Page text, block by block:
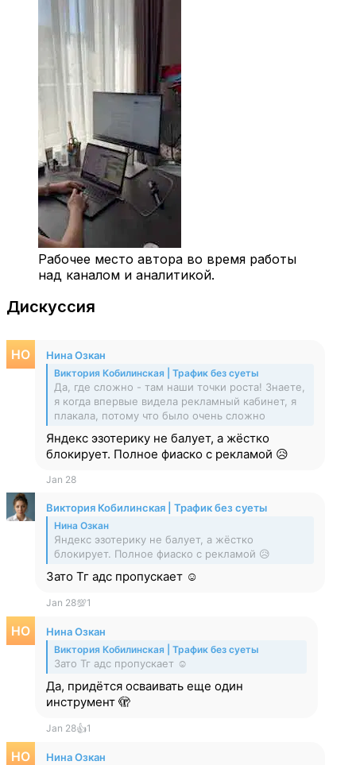
Рабочее место автора во время работы
над каналом и аналитикой.
Дискуссия
Нина Озкан
Виктория Кобилинская | Трафик без суеты
Да, где сложно - там наши точки роста! Знаете,
я когда впервые видела рекламный кабинет, я
плакала, потому что было очень сложно
Яндекс эзотерику не балует, а жёстко
блокирует. Полное фиаско с рекламой 😥
Jan 28
Виктория Кобилинская | Трафик без суеты
Нина Озкан
Яндекс эзотерику не балует, а жёстко
блокирует. Полное фиаско с рекламой 😥
Зато Тг адс пропускает ☺️
Jan 28💯1
Нина Озкан
Виктория Кобилинская | Трафик без суеты
Зато Тг адс пропускает ☺️
Да, придётся осваивать еще один
инструмент 🫣
Jan 28👍1
Нина Озкан